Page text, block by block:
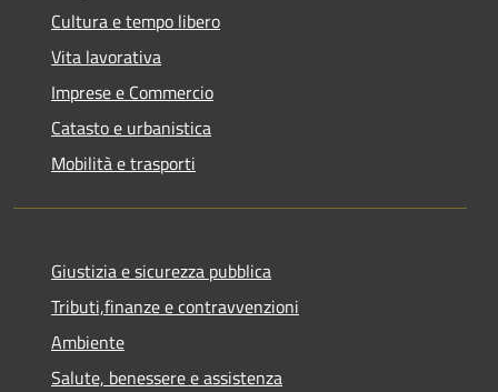
Cultura e tempo libero
Vita lavorativa
Imprese e Commercio
Catasto e urbanistica
Mobilità e trasporti
Giustizia e sicurezza pubblica
Tributi,finanze e contravvenzioni
Ambiente
Salute, benessere e assistenza